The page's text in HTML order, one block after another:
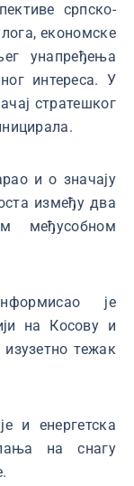
српско-
економске
унапређења
интереса. У
стратешког
и о значају
између два
међусобном
је
на Косову и
тежак
и енергетска
на снагу